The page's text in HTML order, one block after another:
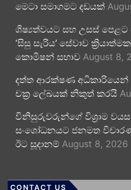
මෙටා සමාගමට දඩයක්
ශිෂ්‍යත්වයට සහ උසස්
‘සිසු සැරිය’ සේවාව
කොමිෂන් සභාව August 8,
දත්ත ආරක්ෂණ අධිකාරියෙන්
චක්‍ර ලේඛයක් නිකුත් කරයි
විනිසුරුවරුන්ගේ විශ්‍රාම
සංශෝධනයට ජනමත
ඊට සූදානම් August 8, 2026
CONTACT US